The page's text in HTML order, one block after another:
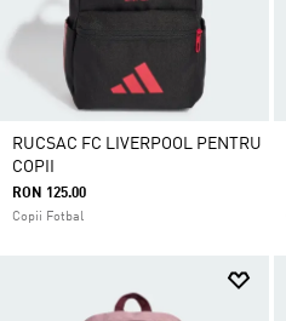
RUCSAC FC LIVERPOOL PENTRU
COPII
RON 125.00
Copii Fotbal